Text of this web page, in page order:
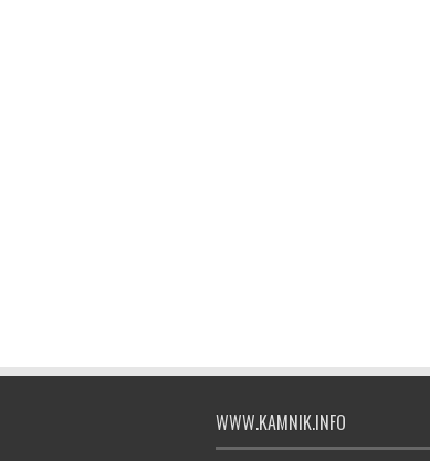
WWW.KAMNIK.INFO